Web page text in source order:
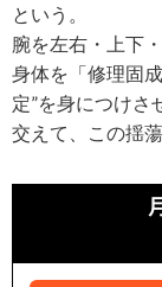
という。
腕を左右・上下
身体を「修理固
定”を身につけ
交えて、この揺